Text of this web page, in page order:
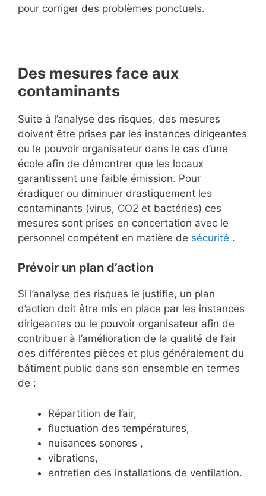
pour corriger des problèmes ponctuels.
Des mesures face aux
contaminants
Suite à l’analyse des risques, des mesures
doivent être prises par les instances dirigeantes
ou le pouvoir organisateur dans le cas d’une
école afin de démontrer que les locaux
garantissent une faible émission. Pour
éradiquer ou diminuer drastiquement les
contaminants (virus, CO2 et bactéries) ces
mesures sont prises en concertation avec le
personnel compétent en matière de sécurité .
Prévoir un plan d’action
Si l’analyse des risques le justifie, un plan
d’action doit être mis en place par les instances
dirigeantes ou le pouvoir organisateur afin de
contribuer à l’amélioration de la qualité de l’air
des différentes pièces et plus généralement du
bâtiment public dans son ensemble en termes
de :
Répartition de l’air,
fluctuation des températures,
nuisances sonores ,
vibrations,
entretien des installations de ventilation.